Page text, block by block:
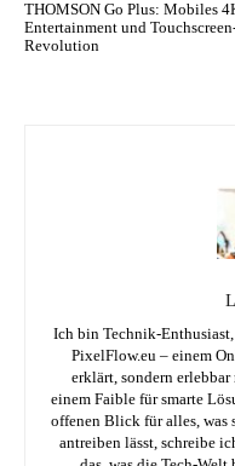
THOMSON Go Plus: Mobiles
Entertainment und
Revolution
Ich bin Technik-
PixelFlow.eu – einem
erklärt, sondern
einem Faible für smarte
offenen Blick für alles, was
antreiben lässt, schreibe